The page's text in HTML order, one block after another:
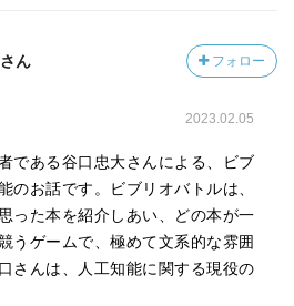
ん フォロー
2023.02.05
である谷口忠大さんによる、ビブ
のお話です。ビブリオバトルは、
った本を紹介しあい、どの本が一
うゲームで、極めて文系的な雰囲
さんは、人工知能に関する現役の